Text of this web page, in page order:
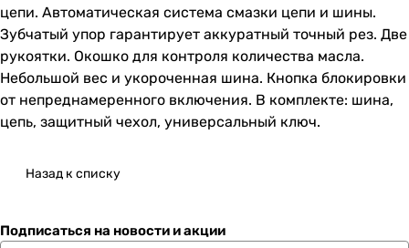
цепи. Автоматическая система смазки цепи и шины.
Зубчатый упор гарантирует аккуратный точный рез. Две
рукоятки. Окошко для контроля количества масла.
Небольшой вес и укороченная шина. Кнопка блокировки
от непреднамеренного включения. В комплекте: шина,
цепь, защитный чехол, универсальный ключ.
Назад к списку
Подписаться на новости и акции